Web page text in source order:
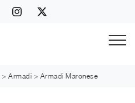
> Armadi > Armadi Maronese